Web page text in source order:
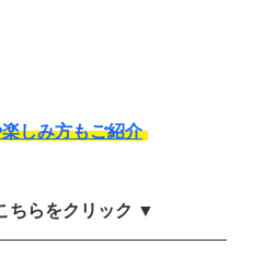
しみ方もご紹介
ちらをクリック ▼